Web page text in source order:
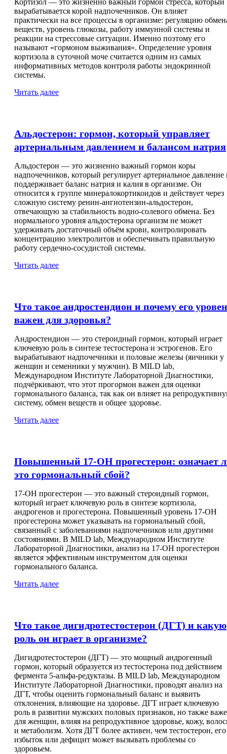
Кортизол — это жизненно важный гормон стресса, который
вырабатывается корой надпочечников. Он влияет
практически на все процессы в организме: регуляцию
веществ, уровень глюкозы, работу иммунной системы и
реакции на стрессовые ситуации. Именно поэтому его
называют «гормоном выживания». Определение уровня
кортизола в суточной моче считается одним из самых
информативных методов контроля работы эндокринной
системы.
Читать далее
Альдостерон: гормон, который управляет
артериальным давлением и балансом натрия
Альдостерон — это жизненно важный гормон коры
надпочечников, который регулирует артериальное давление
поддерживает баланс натрия и калия в организме. Он
относится к группе минералокортикоидов и действует через
сложную систему ренин-ангиотензин-альдостерон,
отвечающую за стабильность водно-солевого обмена. Без
нормального уровня альдостерона организм не может
удерживать достаточный объём крови, контролировать
концентрацию электролитов и обеспечивать правильную
работу сердечно-сосудистой системы.
Читать далее
Что такое андростендион и почему его
важен для здоровья?
Андростендион — это стероидный гормон, который играет
ключевую роль в синтезе тестостерона и эстрогенов. Его
вырабатывают надпочечники и половые железы (яичники у
женщин и семенники у мужчин). В MILD lab,
Международном Институте Лабораторной Диагностики,
подчёркивают, что этот прогормон важен для оценки
гормонального баланса, так как он влияет на
систему, обмен веществ и общее здоровье.
Читать далее
Повышенный 17-ОН прогестерон: означает
это гормональный сбой?
17-ОН прогестерон — это важный стероидный гормон,
который играет ключевую роль в синтезе кортизола,
андрогенов и прогестерона. Повышенный уровень 17-ОН
прогестерона может указывать на гормональный сбой,
связанный с заболеваниями надпочечников или другими
состояниями. В MILD lab, Международном Институте
Лабораторной Диагностики, анализ на 17-ОН прогестерон
является эффективным инструментом для оценки
гормонального баланса.
Читать далее
Что такое дигидротестостерон (ДГТ) и какую
роль он играет в организме?
Дигидротестостерон (ДГТ) — это мощный андрогенный
гормон, который образуется из тестостерона под действием
фермента 5-альфа-редуктазы. В MILD lab, Международном
Институте Лабораторной Диагностики, проводят анализ на
ДГТ, чтобы оценить гормональный баланс и выявить
отклонения, влияющие на здоровье. ДГТ играет ключевую
роль в развитии мужских половых признаков, но также
для женщин, влияя на репродуктивное здоровье, кожу,
и метаболизм. Хотя ДГТ более активен, чем тестостерон, его
избыток или дефицит может вызывать проблемы со
здоровьем.